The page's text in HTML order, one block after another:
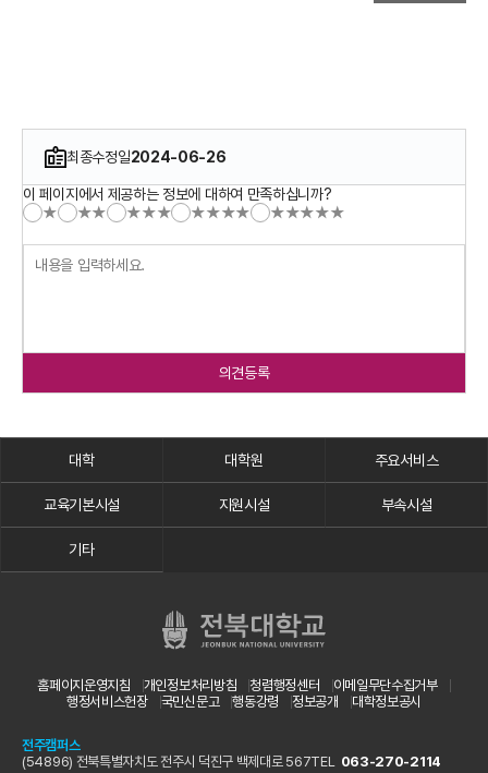
최종수정일2024-06-26
이 페이지에서 제공하는 정보에 대하여 만족하십니까?
★
★★ ★★★ ★★★★ ★★★★★
의견등록
대학 대학원 주요서비스
교육기본시설 지원시설 부속시설
기타
홈페이지운영지침 개인정보처리방침 청렴행정센터
이메일무단수집거부
행정서비스헌장
국민신문고 행동강령 정보공개 대학정보공시
전주캠퍼스
(54896) 전북특별자치도 전주시 덕진구 백제대로 567TEL 063-270-2114